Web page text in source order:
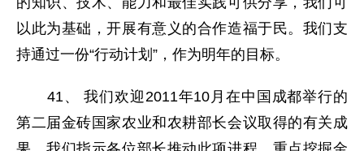
以此为基础，开展有意义的合作造福于民。我们支
持通过一份“行动计划”，作为明年的目标。
41、 我们欢迎2011年10月在中国成都举行的
第二届金砖国家农业和农耕部长会议取得的有关成